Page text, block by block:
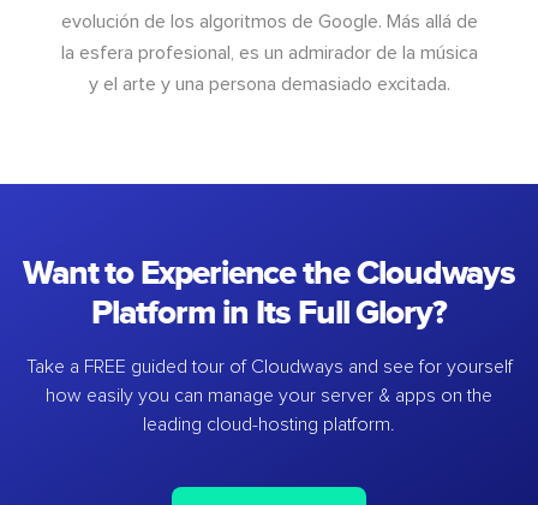
evolución de los algoritmos de Google. Más allá de
la esfera profesional, es un admirador de la música
y el arte y una persona demasiado excitada.
Want to Experience the Cloudways
Platform in Its Full Glory?
Take a FREE guided tour of Cloudways and see for yourself
how easily you can manage your server & apps on the
leading cloud-hosting platform.